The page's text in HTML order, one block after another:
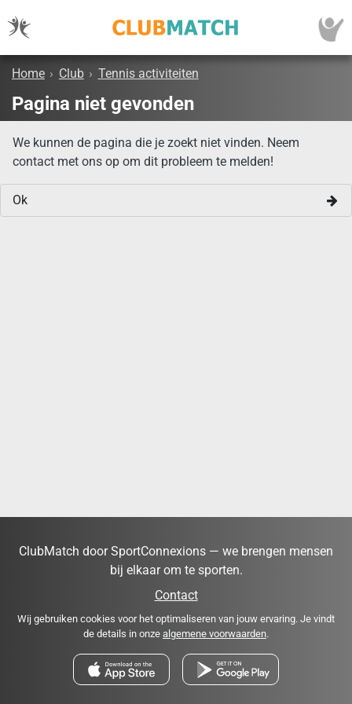
Home › Club › Tennis activiteiten
Pagina niet gevonden
We kunnen de pagina die je zoekt niet vinden. Neem
contact met ons op om dit probleem te melden!
Ok
ClubMatch door SportConnexions — we brengen mensen
bij elkaar om te sporten.
Contact
Wij gebruiken cookies voor het optimaliseren van jouw ervaring. Je vindt
de details in onze algemene voorwaarden.